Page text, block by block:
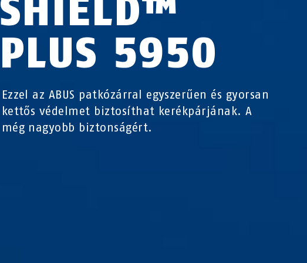
SHIELD™
PLUS 5950
Ezzel az ABUS patkózárral egyszerűen és gyorsan
kettős védelmet biztosíthat kerékpárjának. A
még nagyobb biztonságért.